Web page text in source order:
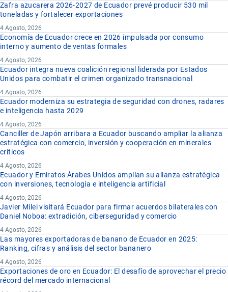
Zafra azucarera 2026-2027 de Ecuador prevé producir 530 mil
toneladas y fortalecer exportaciones
4 Agosto, 2026
Economía de Ecuador crece en 2026 impulsada por consumo
interno y aumento de ventas formales
4 Agosto, 2026
Ecuador integra nueva coalición regional liderada por Estados
Unidos para combatir el crimen organizado transnacional
4 Agosto, 2026
Ecuador moderniza su estrategia de seguridad con drones, radares
e inteligencia hasta 2029
4 Agosto, 2026
Canciller de Japón arribara a Ecuador buscando ampliar la alianza
estratégica con comercio, inversión y cooperación en minerales
críticos
4 Agosto, 2026
Ecuador y Emiratos Árabes Unidos amplían su alianza estratégica
con inversiones, tecnología e inteligencia artificial
4 Agosto, 2026
Javier Milei visitará Ecuador para firmar acuerdos bilaterales con
Daniel Noboa: extradición, ciberseguridad y comercio
4 Agosto, 2026
Las mayores exportadoras de banano de Ecuador en 2025:
Ranking, cifras y análisis del sector bananero
4 Agosto, 2026
Exportaciones de oro en Ecuador: El desafío de aprovechar el precio
récord del mercado internacional